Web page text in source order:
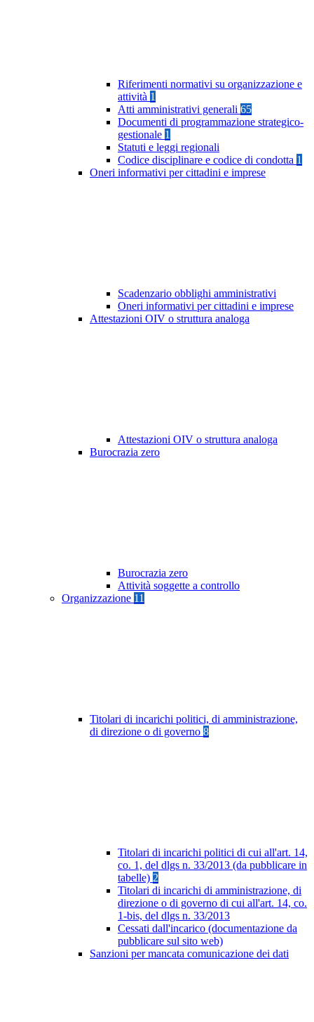
Riferimenti normativi su organizzazione e
attività 1
Atti amministrativi generali 65
Documenti di programmazione strategico-
gestionale 1
Statuti e leggi regionali
Codice disciplinare e codice di condotta 1
Oneri informativi per cittadini e imprese
Scadenzario obblighi amministrativi
Oneri informativi per cittadini e imprese
Attestazioni OIV o struttura analoga
Attestazioni OIV o struttura analoga
Burocrazia zero
Burocrazia zero
Attività soggette a controllo
Organizzazione 11
Titolari di incarichi politici, di amministrazione,
di direzione o di governo 8
Titolari di incarichi politici di cui all'art. 14,
co. 1, del dlgs n. 33/2013 (da pubblicare in
tabelle) 2
Titolari di incarichi di amministrazione, di
direzione o di governo di cui all'art. 14, co.
1-bis, del dlgs n. 33/2013
Cessati dall'incarico (documentazione da
pubblicare sul sito web)
Sanzioni per mancata comunicazione dei dati